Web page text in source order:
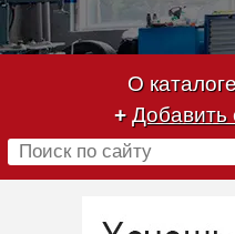
О
+ Добавить